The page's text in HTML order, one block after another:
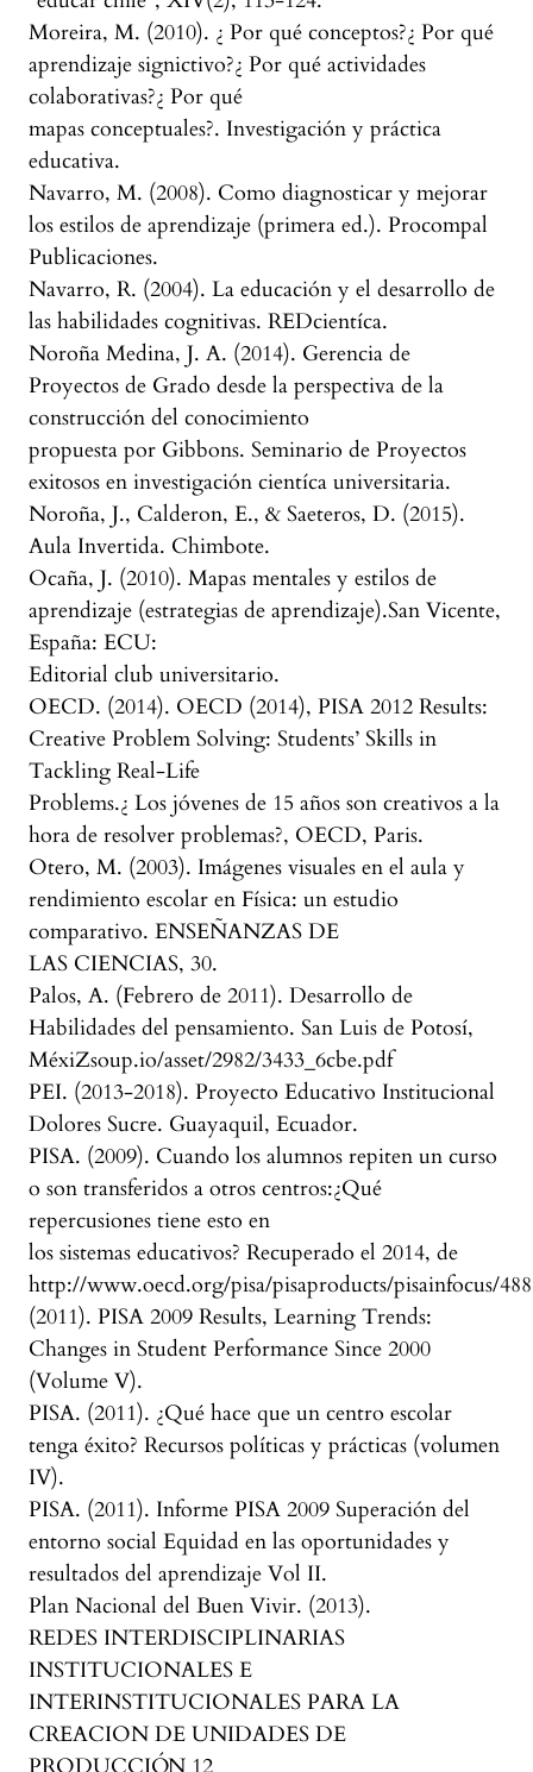
Moreira, M. (2010). ¿ Por qué conceptos?¿ Por qué
aprendizaje signictivo?¿ Por qué actividades
colaborativas?¿ Por qué
mapas conceptuales?. Investigación y práctica
educativa.
Navarro, M. (2008). Como diagnosticar y mejorar
los estilos de aprendizaje (primera ed.). Procompal
Publicaciones.
Navarro, R. (2004). La educación y el desarrollo de
las habilidades cognitivas. REDcientíca.
Noroña Medina, J. A. (2014). Gerencia de
Proyectos de Grado desde la perspectiva de la
construcción del conocimiento
propuesta por Gibbons. Seminario de Proyectos
exitosos en investigación cientíca universitaria.
Noroña, J., Calderon, E., & Saeteros, D. (2015).
Aula Invertida. Chimbote.
Ocaña, J. (2010). Mapas mentales y estilos de
aprendizaje (estrategias de aprendizaje).San Vicente,
España: ECU:
Editorial club universitario.
OECD. (2014). OECD (2014), PISA 2012 Results:
Creative Problem Solving: Students’ Skills in
Tackling Real-Life
Problems.¿ Los jóvenes de 15 años son creativos a la
hora de resolver problemas?, OECD, Paris.
Otero, M. (2003). Imágenes visuales en el aula y
rendimiento escolar en Física: un estudio
comparativo. ENSEÑANZAS DE
LAS CIENCIAS, 30.
Palos, A. (Febrero de 2011). Desarrollo de
Habilidades del pensamiento. San Luis de Potosí,
MéxiZsoup.io/asset/2982/3433_6cbe.pdf
PEI. (2013-2018). Proyecto Educativo Institucional
Dolores Sucre. Guayaquil, Ecuador.
PISA. (2009). Cuando los alumnos repiten un curso
o son transferidos a otros centros:¿Qué
repercusiones tiene esto en
los sistemas educativos? Recuperado el 2014, de
http://www.oecd.org/pisa/pisaproducts/pisainfocus/
(2011). PISA 2009 Results, Learning Trends:
Changes in Student Performance Since 2000
(Volume V).
PISA. (2011). ¿Qué hace que un centro escolar
tenga éxito? Recursos políticas y prácticas (volumen
IV).
PISA. (2011). Informe PISA 2009 Superación del
entorno social Equidad en las oportunidades y
resultados del aprendizaje Vol II.
Plan Nacional del Buen Vivir. (2013).
REDES INTERDISCIPLINARIAS
INSTITUCIONALES E
INTERINSTITUCIONALES PARA LA
CREACION DE UNIDADES DE